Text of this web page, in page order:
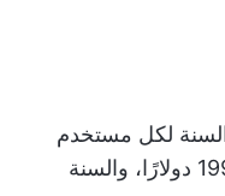
في السنة لكل مستخدم
للسنة الأولى (السنة الثانية 199 دولارًا، والسنة